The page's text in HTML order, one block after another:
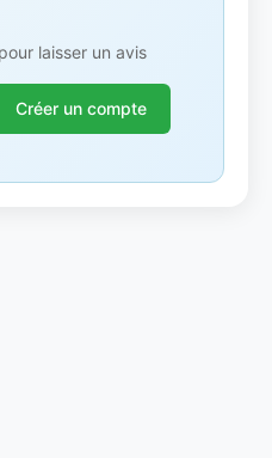
laisser un avis
Créer un compte